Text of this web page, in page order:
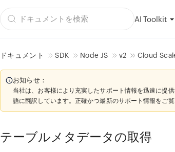
AI Toolkit
ドキュメント SDK Node JS v2 Cloud
お知らせ：
当社は、お客様により充実したサポート情報を迅速に提
語に翻訳しています。正確かつ最新のサポート情報をご
テーブルメタデータの取得